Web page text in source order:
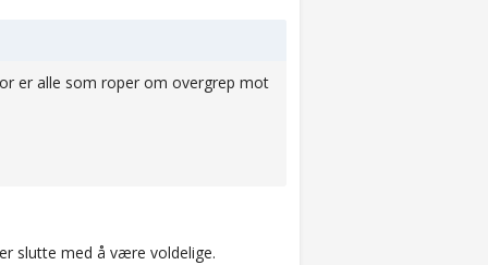
er alle som roper om overgrep mot
slutte med å være voldelige.